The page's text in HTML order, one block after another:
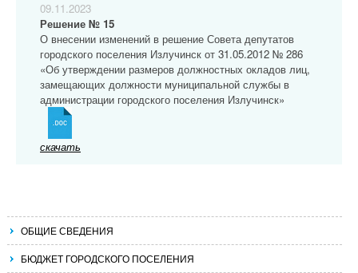
09.11.2023
Решение № 15
О внесении изменений в решение Совета депутатов
городского поселения Излучинск от 31.05.2012 № 286
«Об утверждении размеров должностных окладов лиц,
замещающих должности муниципальной службы в
администрации городского поселения Излучинск»
скачать
ОБЩИЕ СВЕДЕНИЯ
БЮДЖЕТ ГОРОДСКОГО ПОСЕЛЕНИЯ